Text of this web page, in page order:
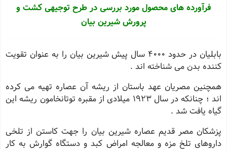
فرآورده های محصول مورد بررسی در طرح توجیهی کشت و
پرورش شیرین بیان
بابلیان در حدود 4000 سال پیش شیرین بیان را به عنوان تقویت
کننده بدن می شناخته اند .
همچنین مصریان عهد باستان از ریشه آن عصاره تهیه می کرده
اند ؛ چنانکه در سال 1923 میلادی از مقبره توتانخامون ریشه این
گیاه یافت شد .
پزشکان مصر قدیم عصاره شیرین بیان را جهت کاستن از تلخی
داروهای تلخ مزه و معالجه امراض کبد و دستگاه گوارش به کار